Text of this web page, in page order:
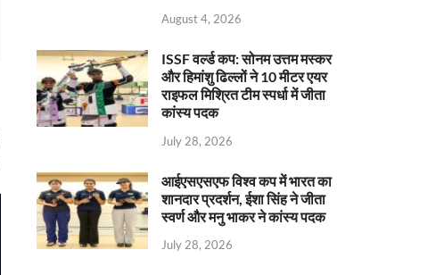
August 4, 2026
ISSF वर्ल्ड कप: सोनम उत्तम मस्कर
और हिमांशु ढिल्लों ने 10 मीटर एयर
राइफल मिश्रित टीम स्पर्धा में जीता
कांस्य पदक
July 28, 2026
आईएसएसएफ विश्व कप में भारत का
शानदार प्रदर्शन, ईशा सिंह ने जीता
स्वर्ण और मनु भाकर ने कांस्य पदक
July 28, 2026